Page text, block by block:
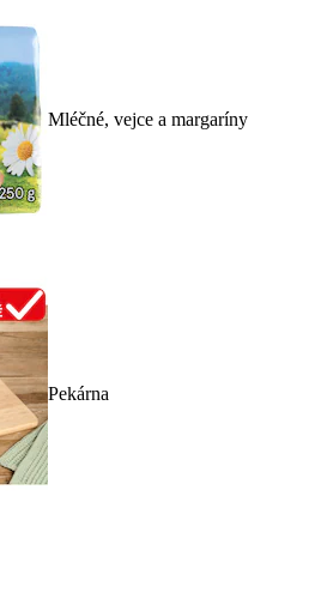
Mléčné, vejce a margaríny
Pekárna